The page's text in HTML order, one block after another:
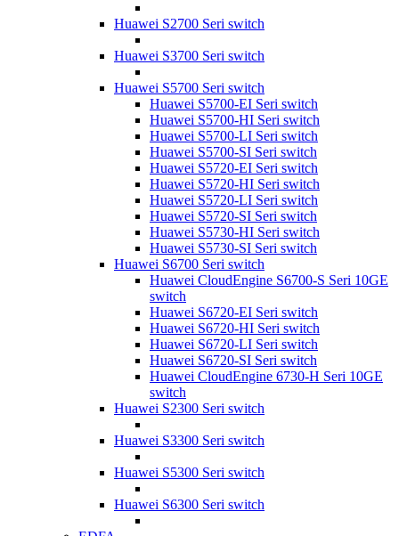
Huawei S2700 Seri switch
Huawei S3700 Seri switch
Huawei S5700 Seri switch
Huawei S5700-EI Seri switch
Huawei S5700-HI Seri switch
Huawei S5700-LI Seri switch
Huawei S5700-SI Seri switch
Huawei S5720-EI Seri switch
Huawei S5720-HI Seri switch
Huawei S5720-LI Seri switch
Huawei S5720-SI Seri switch
Huawei S5730-HI Seri switch
Huawei S5730-SI Seri switch
Huawei S6700 Seri switch
Huawei CloudEngine S6700-S Seri 10GE
switch
Huawei S6720-EI Seri switch
Huawei S6720-HI Seri switch
Huawei S6720-LI Seri switch
Huawei S6720-SI Seri switch
Huawei CloudEngine 6730-H Seri 10GE
switch
Huawei S2300 Seri switch
Huawei S3300 Seri switch
Huawei S5300 Seri switch
Huawei S6300 Seri switch